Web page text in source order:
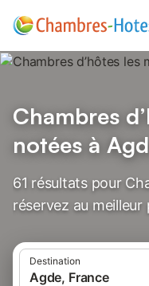
Chambres
notées à
61 résultats pour
réservez au meilleur
Destination
Agde, France